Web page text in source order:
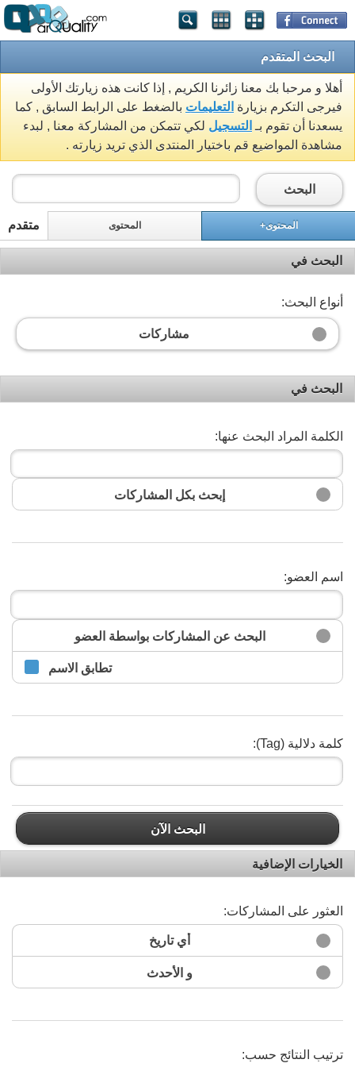
البحث المتقدم
أهلا و مرحبا بك معنا زائرنا الكريم , إذا كانت هذه زيارتك الأولى
فيرجى التكرم بزيارة التعليمات بالضغط على الرابط السابق , كما
يسعدنا أن تقوم بـ التسجيل لكي تتمكن من المشاركة معنا , لبدء
مشاهدة المواضيع قم باختيار المنتدى الذي تريد زيارته .
البحث
متقدم المحتوى المحتوى+
البحث في
أنواع البحث:
مشاركات
البحث في
الكلمة المراد البحث عنها:
إبحث بكل المشاركات
اسم العضو:
البحث عن المشاركات بواسطة العضو
تطابق الاسم
كلمة دلالية (Tag):
البحث الآن
الخيارات الإضافية
العثور على المشاركات:
أي تاريخ
و الأحدث
ترتيب النتائج حسب: